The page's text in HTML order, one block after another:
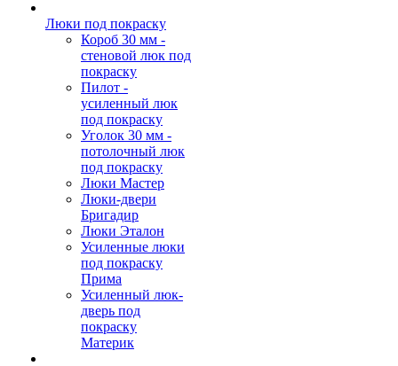
Люки под покраску
Короб 30 мм -
стеновой люк под
покраску
Пилот -
усиленный люк
под покраску
Уголок 30 мм -
потолочный люк
под покраску
Люки Мастер
Люки-двери
Бригадир
Люки Эталон
Усиленные люки
под покраску
Прима
Усиленный люк-
дверь под
покраску
Материк